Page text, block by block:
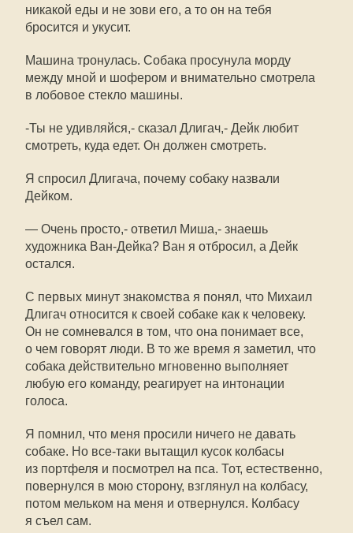
никакой еды и не зови его, а то он на тебя
бросится и укусит.
Машина тронулась. Собака просунула морду
между мной и шофером и внимательно смотрела
в лобовое стекло машины.
-Ты не удивляйся,- сказал Длигач,- Дейк любит
смотреть, куда едет. Он должен смотреть.
Я спросил Длигача, почему собаку назвали
Дейком.
— Очень просто,- ответил Миша,- знаешь
художника Ван-Дейка? Ван я отбросил, а Дейк
остался.
С первых минут знакомства я понял, что Михаил
Длигач относится к своей собаке как к человеку.
Он не сомневался в том, что она понимает все,
о чем говорят люди. В то же время я заметил, что
собака действительно мгновенно выполняет
любую его команду, реагирует на интонации
голоса.
Я помнил, что меня просили ничего не давать
собаке. Но все-таки вытащил кусок колбасы
из портфеля и посмотрел на пса. Тот, естественно,
повернулся в мою сторону, взглянул на колбасу,
потом мельком на меня и отвернулся. Колбасу
я съел сам.